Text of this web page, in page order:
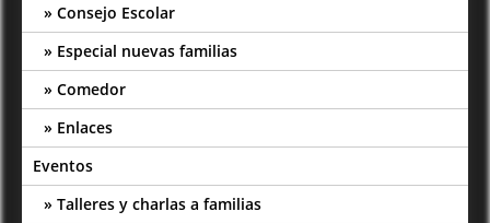
Consejo Escolar
Especial nuevas familias
Comedor
Enlaces
Eventos
Talleres y charlas a familias